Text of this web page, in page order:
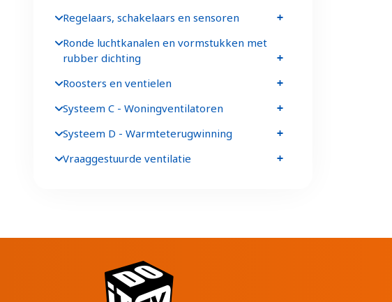
Regelaars, schakelaars en sensoren
Ronde luchtkanalen en vormstukken met
rubber dichting
Roosters en ventielen
Systeem C - Woningventilatoren
Systeem D - Warmteterugwinning
Vraaggestuurde ventilatie